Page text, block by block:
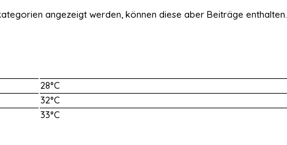
angezeigt werden, können diese aber Beiträge enthalten.
28°C
32°C
33°C